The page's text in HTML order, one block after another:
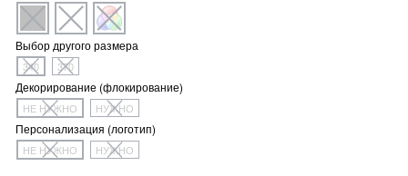
Выбор другого размера
340 370
Декорирование (флокирование)
НЕ НУЖНО НУЖНО
Персонализация (логотип)
НЕ НУЖНО НУЖНО